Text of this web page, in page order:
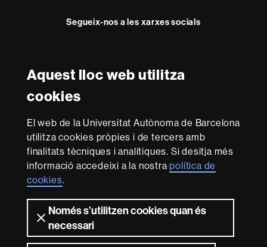
Aquest lloc web utilitza
cookies
El web de la Universitat Autònoma de Barcelona
utilitza cookies pròpies i de tercers amb
finalitats tècniques i analítiques. Si desitja més
informació accedeixi a la nostrapolítica de
cookies.
Només s’utilitzen cookies quan és
necessari
Segueix-nos a les xarxes socials
Reconeixement internacional de l'excel·lència
in
Research
-
Euraxess
Amb el finançament de
Sobre
aquest
web
Avís legal